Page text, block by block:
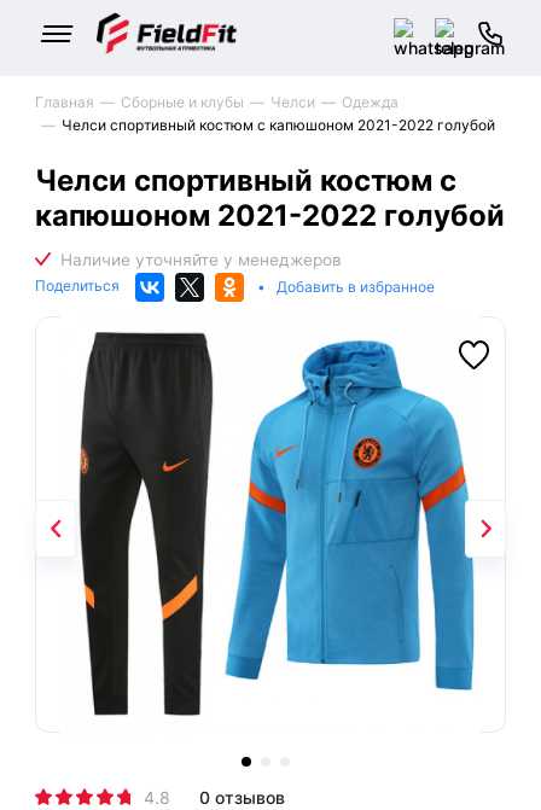
Главная Сборные и клубы Челси
Одежда
Челси спортивный костюм с капюшоном 2021-2022 голубой
Челси спортивный костюм с
капюшоном 2021-2022 голубой
Поделиться • Добавить в избранное
4.8
0 отзывов